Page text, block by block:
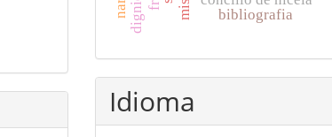
bibliografia
Idioma